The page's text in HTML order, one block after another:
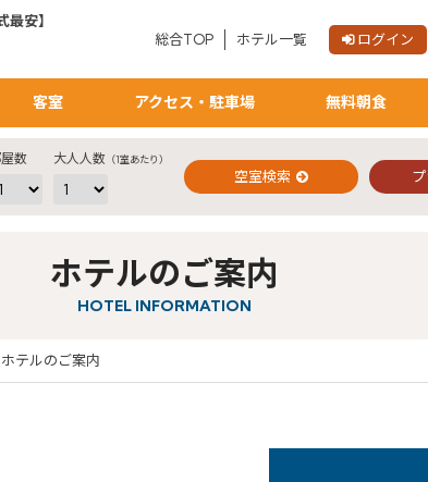
安】
総合TOP ホテル一覧 ログイン
客室 アクセス・駐車場 無料朝食
数 大人人数（1室あたり）
空室検索
ホテルのご案内
HOTEL INFORMATION
ホテルのご案内
約確認・変更・キャンセルフォーム
公式Webサイトからのご予約
閉じる